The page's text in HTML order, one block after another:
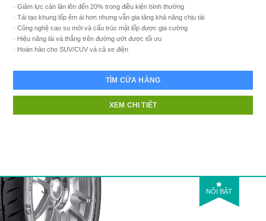
Giảm lực cản lăn lên đến 20% trong điều kiện bình thường
Tái tạo khung lốp êm ái hơn nhưng vẫn gia tăng khả năng chịu tải
Công nghệ cao su mới và cấu trúc mặt lốp được gia cường
Hiệu năng lái và thắng trên đường ướt được tối ưu
Hoàn hảo cho SUV/CUV và cả xe điện
TÌM CỬA HÀNG
XEM CHI TIẾT
NỔI BẬT